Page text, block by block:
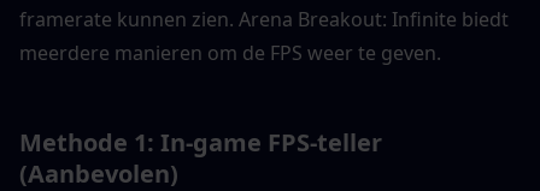
framerate kunnen zien. Arena Breakout: Infinite biedt
meerdere manieren om de FPS weer te geven.
Methode 1: In-game FPS-teller
(Aanbevolen)